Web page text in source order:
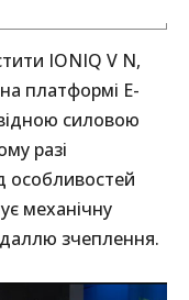
IONIQ V N,
платформі E-
силовою
разі
особливостей
механічну
зчеплення.